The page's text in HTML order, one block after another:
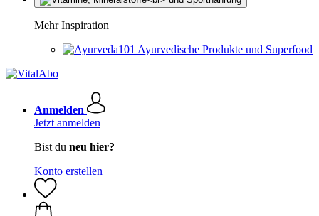
Mehr Inspiration
Ayurvedische Produkte und Superfood
Anmelden
Jetzt anmelden
Bist du neu hier?
Konto erstellen